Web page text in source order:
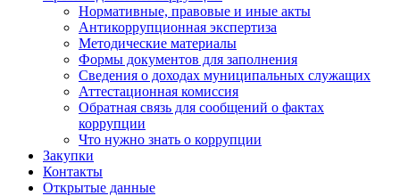
Нормативные, правовые и иные акты
Антикоррупционная экспертиза
Методические материалы
Формы документов для заполнения
Сведения о доходах муниципальных служащих
Аттестационная комиссия
Обратная связь для сообщений о фактах
коррупции
Что нужно знать о коррупции
Закупки
Контакты
Открытые данные